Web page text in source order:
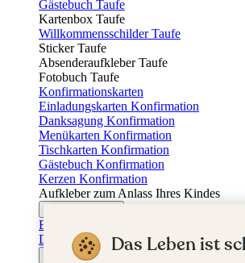
Gästebuch Taufe
Kartenbox Taufe
Willkommensschilder Taufe
Sticker Taufe
Absenderaufkleber Taufe
Fotobuch Taufe
Konfirmationskarten
Einladungskarten Konfirmation
Danksagung Konfirmation
Menükarten Konfirmation
Tischkarten Konfirmation
Gästebuch Konfirmation
Kerzen Konfirmation
Aufkleber zum Anlass Ihres Kindes
Einladungskarten Firmung
Dankeskarten Firmung
JugendweihekartenDas Leben ist